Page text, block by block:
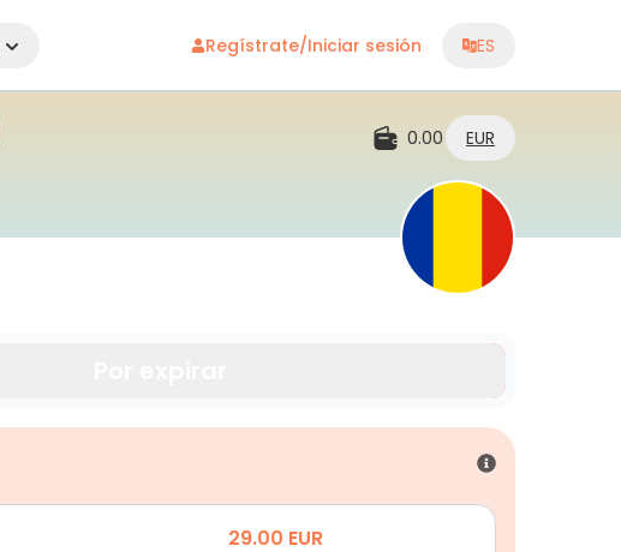
Regístrate/Iniciar sesión ES
0.00 EUR
29.00 EUR